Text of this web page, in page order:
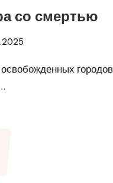
со смертью